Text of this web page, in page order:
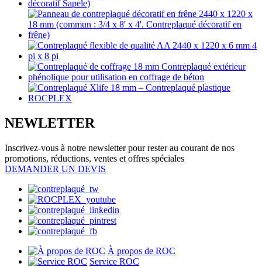
NEWLETTER
Inscrivez-vous à notre newsletter pour rester au courant de nos
promotions, réductions, ventes et offres spéciales
DEMANDER UN DEVIS
À propos de ROC
Service ROC